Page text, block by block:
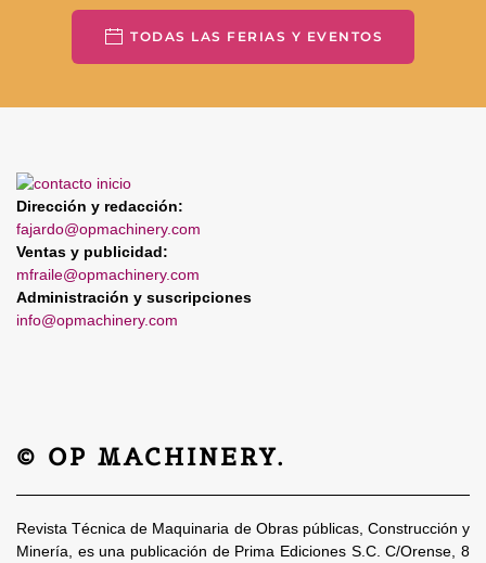
TODAS LAS FERIAS Y EVENTOS
Dirección y redacción:
fajardo@opmachinery.com
Ventas y publicidad:
mfraile@opmachinery.com
Administración y suscripciones
info@opmachinery.com
© OP MACHINERY.
Revista Técnica de Maquinaria de Obras públicas, Construcción y
Minería, es una publicación de Prima Ediciones S.C. C/Orense, 8